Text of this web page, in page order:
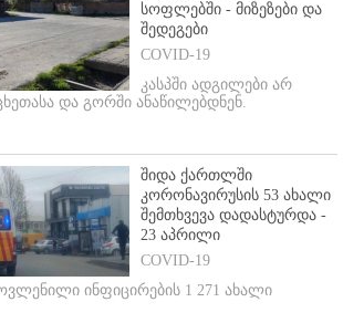
სოფლებში - მიზეზები და
შედეგები
COVID-19
კასპში ადგილები არ
და გორში ანაწილებდნენ.
შიდა ქართლში
კორონავირუსის 53 ახალი
შემთხვევა დადასტურდა -
23 აპრილი
COVID-19
ინფიცირების 1 271 ახალი